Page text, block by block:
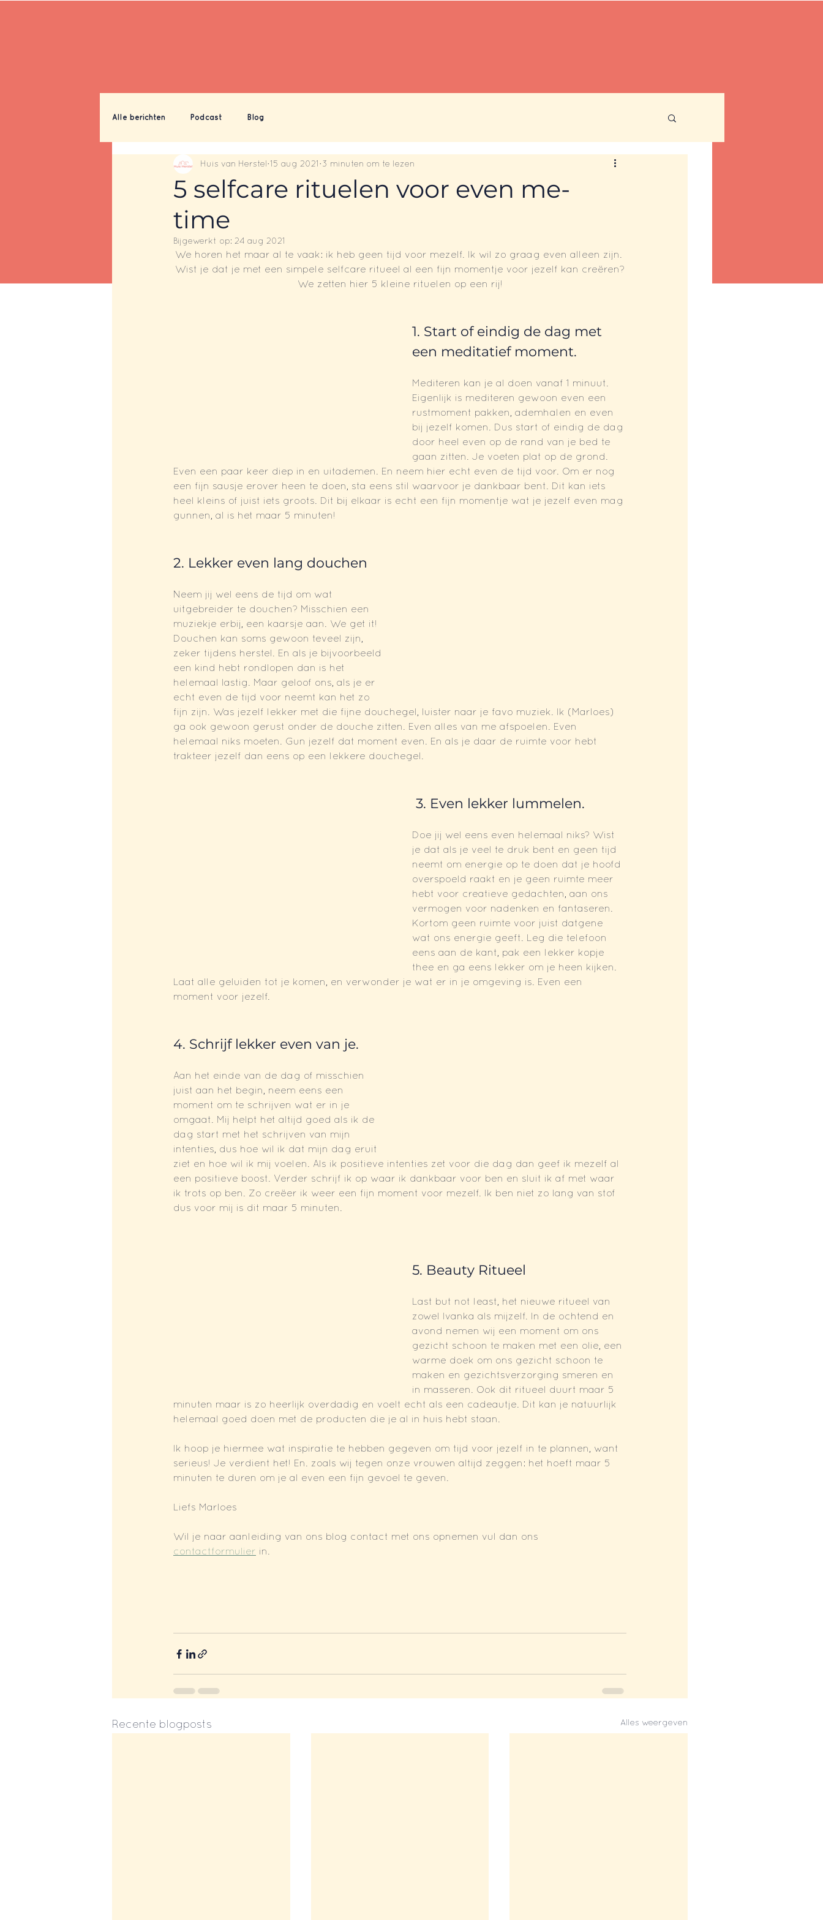
Alle berichten Podcast Blog
5 selfcare rituelen voor even me-
time
Huis van Herstel 15 aug 2021 3 minuten om te lezen
Bijgewerkt op: 24 aug 2021
We horen het maar al te vaak: ik heb geen tijd voor mezelf. Ik wil zo graag even alleen zijn.
Wist je dat je met een simpele selfcare ritueel al een fijn momentje voor jezelf kan creëren?
We zetten hier 5 kleine rituelen op een rij!
1. Start of eindig de dag met
een meditatief moment.
Mediteren kan je al doen vanaf 1 minuut.
Eigenlijk is mediteren gewoon even een
rustmoment pakken, ademhalen en even
bij jezelf komen. Dus start of eindig de dag
door heel even op de rand van je bed te
gaan zitten. Je voeten plat op de grond.
Even een paar keer diep in en uitademen. En neem hier echt even de tijd voor. Om er nog
een fijn sausje erover heen te doen, sta eens stil waarvoor je dankbaar bent. Dit kan iets
heel kleins of juist iets groots. Dit bij elkaar is echt een fijn momentje wat je jezelf even mag
gunnen, al is het maar 5 minuten!
2. Lekker even lang douchen
Neem jij wel eens de tijd om wat
uitgebreider te douchen? Misschien een
muziekje erbij, een kaarsje aan. We get it!
Douchen kan soms gewoon teveel zijn,
zeker tijdens herstel. En als je bijvoorbeeld
een kind hebt rondlopen dan is het
helemaal lastig. Maar geloof ons, als je er
echt even de tijd voor neemt kan het zo
fijn zijn. Was jezelf lekker met die fijne douchegel, luister naar je favo muziek. Ik (Marloes)
ga ook gewoon gerust onder de douche zitten. Even alles van me afspoelen. Even
helemaal niks moeten. Gun jezelf dat moment even. En als je daar de ruimte voor hebt
trakteer jezelf dan eens op een lekkere douchegel.
3. Even lekker lummelen.
Doe jij wel eens even helemaal niks? Wist
je dat als je veel te druk bent en geen tijd
neemt om energie op te doen dat je hoofd
overspoeld raakt en je geen ruimte meer
hebt voor creatieve gedachten, aan ons
vermogen voor nadenken en fantaseren.
Kortom geen ruimte voor juist datgene
wat ons energie geeft. Leg die telefoon
eens aan de kant, pak een lekker kopje
thee en ga eens lekker om je heen kijken.
Laat alle geluiden tot je komen, en verwonder je wat er in je omgeving is. Even een
moment voor jezelf.
4. Schrijf lekker even van je.
Aan het einde van de dag of misschien
juist aan het begin, neem eens een
moment om te schrijven wat er in je
omgaat. Mij helpt het altijd goed als ik de
dag start met het schrijven van mijn
intenties, dus hoe wil ik dat mijn dag eruit
ziet en hoe wil ik mij voelen. Als ik positieve intenties zet voor die dag dan geef ik mezelf al
een positieve boost. Verder schrijf ik op waar ik dankbaar voor ben en sluit ik af met waar
ik trots op ben. Zo creëer ik weer een fijn moment voor mezelf. Ik ben niet zo lang van stof
dus voor mij is dit maar 5 minuten.
5. Beauty Ritueel
Last but not least, het nieuwe ritueel van
zowel Ivanka als mijzelf. In de ochtend en
avond nemen wij een moment om ons
gezicht schoon te maken met een olie, een
warme doek om ons gezicht schoon te
maken en gezichtsverzorging smeren en
in masseren. Ook dit ritueel duurt maar 5
minuten maar is zo heerlijk overdadig en voelt echt als een cadeautje. Dit kan je natuurlijk
helemaal goed doen met de producten die je al in huis hebt staan.
Ik hoop je hiermee wat inspiratie te hebben gegeven om tijd voor jezelf in te plannen, want
serieus! Je verdient het! En. zoals wij tegen onze vrouwen altijd zeggen: het hoeft maar 5
minuten te duren om je al even een fijn gevoel te geven.
Liefs Marloes
Wil je naar aanleiding van ons blog contact met ons opnemen vul dan ons
contactformulier in.
Recente blogposts Alles weergeven